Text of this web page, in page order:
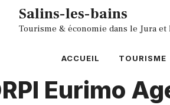
AllerSalins-les-bains
Tourisme & économie dans le Jura et
ACCUEIL TOURISME
Eurimo